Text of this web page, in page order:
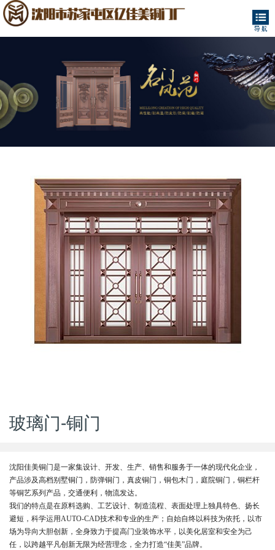
玻璃门-铜门
沈阳佳美铜门是一家集设计、开发、生产、销售和服务于一体的现代化企业，
产品涉及高档别墅铜门，防弹铜门，真皮铜门，铜包木门，庭院铜门，铜栏杆
等铜艺系列产品，交通便利，物流发达。
我们的特点是在原料选购、工艺设计、制造流程、表面处理上独具特色、扬长
避短，科学运用AUTO-CAD技术和专业的生产；自始自终以科技为依托，以市
场为导向大胆创新，全身致力于提高门业装饰水平，以美化居室和安全为己
任，以跨越平凡创新无限为经营理念，全力打造“佳美”品牌。